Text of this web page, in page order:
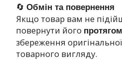
🔄 Обмін та повернення
Якщо товар вам не
повернути його
збереження
товарного вигляду.